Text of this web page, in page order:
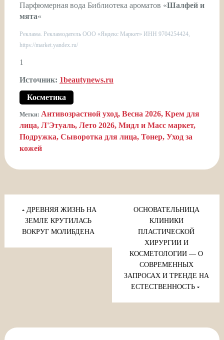
Парфюмерная вода Библиотека ароматов «Шалфей и
мята«
Реклама. Рекламодатель ООО «Яндекс Маркет» ИНН 9704254424,
https://market.yandex.ru/
1
Источник: 1beautynews.ru
Косметика
Метки: Антивозрастной уход Весна 2026 Крем для
лица Л'Этуаль Лето 2026 Мидл и Масс маркет
Подружка Сыворотка для лица Тонер Уход за
кожей
Навигация
записям
ДРЕВНЯЯ ЖИЗНЬ НА
ЗЕМЛЕ КРУТИЛАСЬ
ВОКРУГ МОЛИБДЕНА
ОСНОВАТЕЛЬНИЦА
КЛИНИКИ
ПЛАСТИЧЕСКОЙ
ХИРУРГИИ И
КОСМЕТОЛОГИИ — О
СОВРЕМЕННЫХ
ЗАПРОСАХ И ТРЕНДЕ НА
ЕСТЕСТВЕННОСТЬ